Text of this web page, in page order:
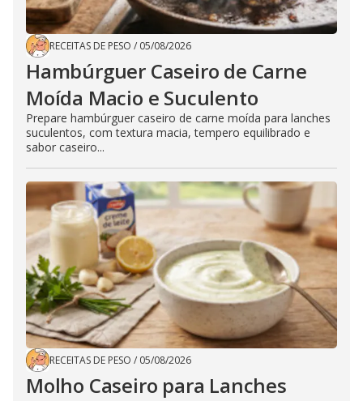
RECEITAS DE PESO / 05/08/2026
Hambúrguer Caseiro de Carne
Moída Macio e Suculento
Prepare hambúrguer caseiro de carne moída para lanches
suculentos, com textura macia, tempero equilibrado e
sabor caseiro...
RECEITAS DE PESO / 05/08/2026
Molho Caseiro para Lanches